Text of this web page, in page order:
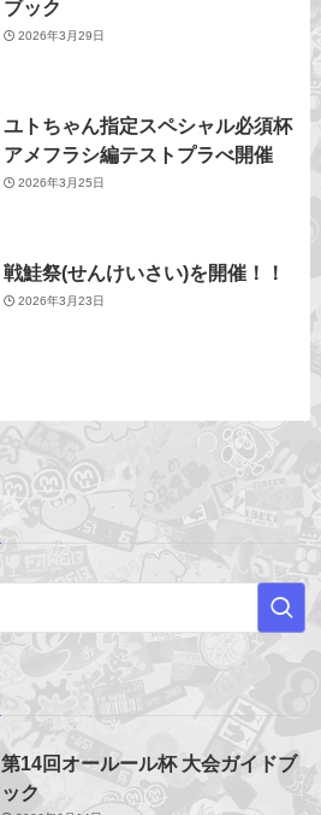
ブック
2026年3月29日
ユトちゃん指定スペシャル必須杯
アメフラシ編テストプラべ開催
2026年3月25日
戦鮭祭(せんけいさい)を開催！！
2026年3月23日
第14回オールール杯 大会ガイドブ
ック